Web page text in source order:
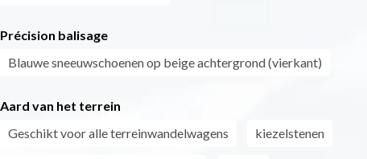
Précision balisage
Blauwe sneeuwschoenen op beige achtergrond (vierkant)
Aard van het terrein
Geschikt voor alle terreinwandelwagens
kiezelstenen